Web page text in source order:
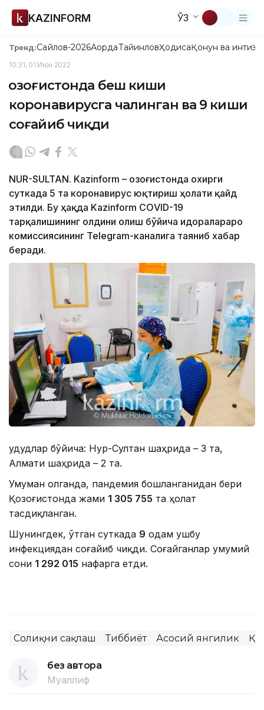
KAZINFORM ЎЗ
Тренд:Сайлов-2026АқордаТайинловҲодисаҚонун ва
10:31, 01 Июн 2022
Қозоғистонда беш киши
коронавирусга чалинган ва 9 киши
соғайиб чиқди
NUR-SULTAN. Kazinform – Қозоғистонда охирги
суткада 5 та коронавирус юқтириш ҳолати қайд
этилди. Бу ҳақда Kazinform CОVID-19
тарқалишининг олдини олиш бўйича идоралараро
комиссиясининг Теlegram-каналига таяниб хабар
беради.
Ҳудудлар бўйича: Нур-Султан шаҳрида – 3 та,
Алмати шаҳрида – 2 та.
Умуман олганда, пандемия бошланганидан бери
Қозоғистонда жами 1 305 755 та ҳолат
тасдиқланган.
Шунингдек, ўтган суткада 9 одам ушбу
инфекциядан соғайиб чиқди. Соғайганлар умумий
сони 1 292 015 нафарга етди.
Соғлиқни сақлаш Тиббиёт Асосий янгилик ҚР
без автора
Муаллиф